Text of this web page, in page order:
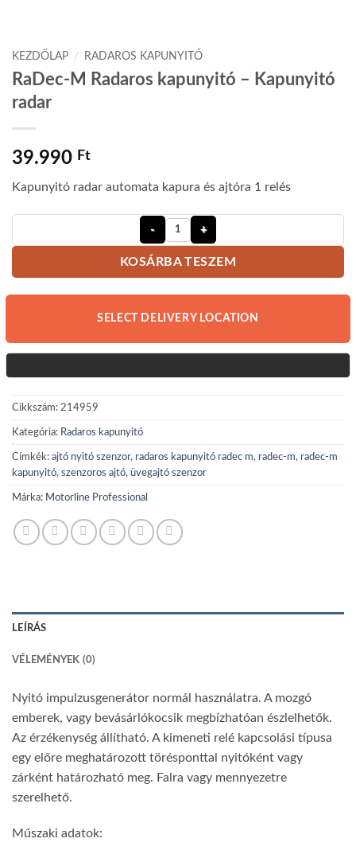
KEZDŐLAP / RADAROS KAPUNYITÓ
RaDec-M Radaros kapunyitó – Kapunyitó
radar
39.990 Ft
Kapunyitó radar automata kapura és ajtóra 1 relés
RaDec-M Radaros kapunyitó -
KOSÁRBA TESZEM
SELECT DELIVERY LOCATION
Cikkszám: 214959
Kategória: Radaros kapunyitó
Címkék: ajtó nyitó szenzor, radaros kapunyitó radec m, radec-m, radec-m
kapunyitó, szenzoros ajtó, üvegajtó szenzor
Márka: Motorline Professional
LEÍRÁS
VÉLEMÉNYEK (0)
Nyitó impulzusgenerátor normál használatra. A mozgó
emberek, vagy bevásárlókocsik megbízhatóan észlelhetők.
Az érzékenység állítható. A kimeneti relé kapcsolási típusa
egy előre meghatározott törésponttal nyitóként vagy
zárként határozható meg. Falra vagy mennyezetre
szerelhető.
Műszaki adatok: